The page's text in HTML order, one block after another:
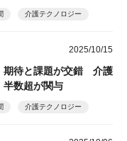
介護テクノロジー
2025/10/15
期待と課題が交錯 介護
半数超が関与
介護テクノロジー